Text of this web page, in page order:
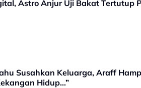
Astro Anjur Uji Bakat Tertutup
Susahkan Keluarga, Araff
Hidup…”